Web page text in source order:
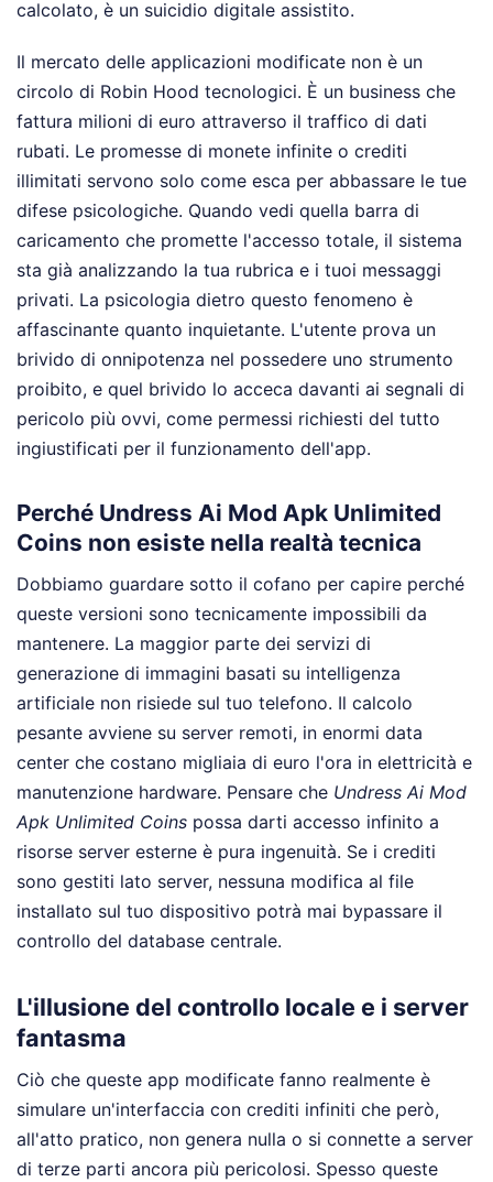
calcolato, è un suicidio digitale assistito.
Il mercato delle applicazioni modificate non è un
circolo di Robin Hood tecnologici. È un business che
fattura milioni di euro attraverso il traffico di dati
rubati. Le promesse di monete infinite o crediti
illimitati servono solo come esca per abbassare le tue
difese psicologiche. Quando vedi quella barra di
caricamento che promette l'accesso totale, il sistema
sta già analizzando la tua rubrica e i tuoi messaggi
privati. La psicologia dietro questo fenomeno è
affascinante quanto inquietante. L'utente prova un
brivido di onnipotenza nel possedere uno strumento
proibito, e quel brivido lo acceca davanti ai segnali di
pericolo più ovvi, come permessi richiesti del tutto
ingiustificati per il funzionamento dell'app.
Perché Undress Ai Mod Apk Unlimited
Coins non esiste nella realtà tecnica
Dobbiamo guardare sotto il cofano per capire perché
queste versioni sono tecnicamente impossibili da
mantenere. La maggior parte dei servizi di
generazione di immagini basati su intelligenza
artificiale non risiede sul tuo telefono. Il calcolo
pesante avviene su server remoti, in enormi data
center che costano migliaia di euro l'ora in elettricità e
manutenzione hardware. Pensare che Undress Ai Mod
Apk Unlimited Coins possa darti accesso infinito a
risorse server esterne è pura ingenuità. Se i crediti
sono gestiti lato server, nessuna modifica al file
installato sul tuo dispositivo potrà mai bypassare il
controllo del database centrale.
L'illusione del controllo locale e i server
fantasma
Ciò che queste app modificate fanno realmente è
simulare un'interfaccia con crediti infiniti che però,
all'atto pratico, non genera nulla o si connette a server
di terze parti ancora più pericolosi. Spesso queste